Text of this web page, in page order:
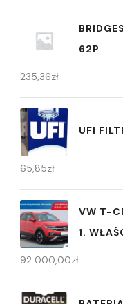
62P
235,36zł
UFI
65,85zł
VW T-
1.
92 000,00zł